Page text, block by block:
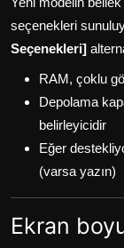
seçenekleri
Seçenekleri]
RAM, çoklu
Depolama
belirleyicidir
Eğer
(varsa yazın)
Ekran